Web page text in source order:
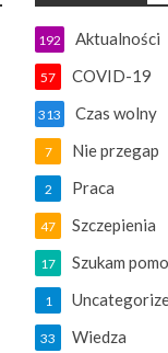
Aktualności
192
COVID-19
57
Czas wolny
313
Nie przegap
7
Praca
2
Szczepienia
47
Szukam
17
1
Wiedza
33